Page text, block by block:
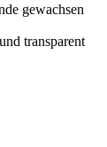
gewachsen
transparent